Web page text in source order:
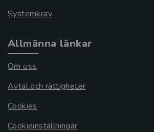
Systemkrav
Allmänna länkar
Om oss
Avtal och rättigheter
Cookies
Cookieinställningar